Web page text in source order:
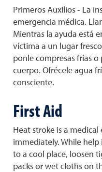
Primeros Auxilios - La
emergencia médica.
Mientras la ayuda está
víctima a un lugar
ponle compresas frías
cuerpo. Ofrécele agua
consciente.
First Aid
Heat stroke is a medical
immediately. While
to a cool place, loosen
packs or wet cloths on